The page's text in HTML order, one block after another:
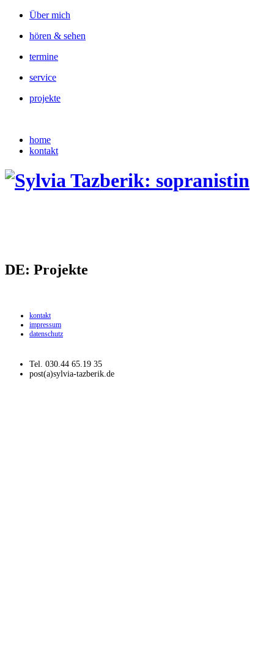
Über mich
hören & sehen
termine
service
projekte
home
kontakt
DE: Projekte
kontakt
impressum
datenschutz
Tel. 030.44 65.19 35
post(a)sylvia-tazberik.de